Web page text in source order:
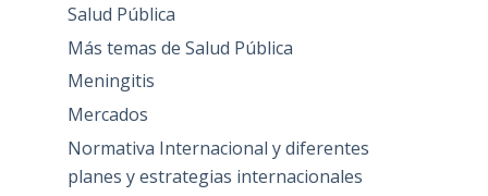
Salud Pública
Más temas de Salud Pública
Meningitis
Mercados
Normativa Internacional y diferentes
planes y estrategias internacionales